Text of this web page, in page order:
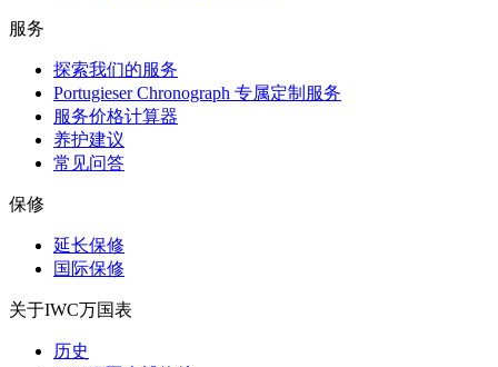
服务
探索我们的服务
Portugieser Chronograph 专属定制服务
服务价格计算器
养护建议
常见问答
保修
延长保修
国际保修
关于IWC万国表
历史